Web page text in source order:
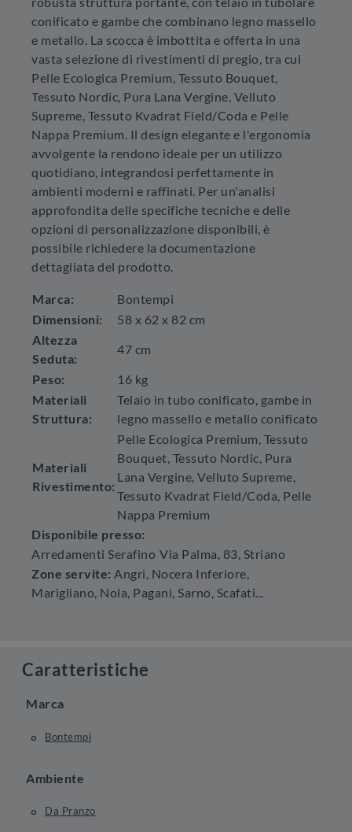
conificato e gambe che combinano legno massello
e metallo. La scocca è imbottita e offerta in una
vasta selezione di rivestimenti di pregio, tra cui
Pelle Ecologica Premium, Tessuto Bouquet,
Tessuto Nordic, Pura Lana Vergine, Velluto
Supreme, Tessuto Kvadrat Field/Coda e Pelle
Nappa Premium. Il design elegante e l'ergonomia
avvolgente la rendono ideale per un utilizzo
quotidiano, integrandosi perfettamente in
ambienti moderni e raffinati. Per un'analisi
approfondita delle specifiche tecniche e delle
opzioni di personalizzazione disponibili, è
possibile richiedere la documentazione
dettagliata del prodotto.
Marca:
Bontempi
Dimensioni:
58 x 62 x 82 cm
Altezza
Seduta:
47 cm
Peso:
16 kg
Materiali
Struttura:
Telaio in tubo conificato, gambe in
legno massello e metallo conificato
Materiali
Rivestimento:
Pelle Ecologica Premium, Tessuto
Bouquet, Tessuto Nordic, Pura
Lana Vergine, Velluto Supreme,
Tessuto Kvadrat Field/Coda, Pelle
Nappa Premium
Disponibile presso:
Arredamenti Serafino Via Palma, 83, Striano
Zone servite: Angri, Nocera Inferiore,
Marigliano, Nola, Pagani, Sarno, Scafati...
Caratteristiche
Marca
Bontempi
Ambiente
Da Pranzo